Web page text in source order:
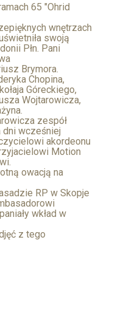
65 "Ohrid
wnętrzach
swoją
Płn. Pani
Brymora.
Chopina,
Góreckiego,
Wojtarowicza,
zespół
dni wcześniej
akordeonu
Motion
owacją na
RP w Skopje
wkład w
z tego